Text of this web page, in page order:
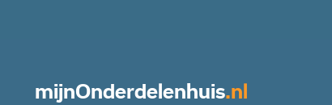
mijnOnderdelenhuis.nl